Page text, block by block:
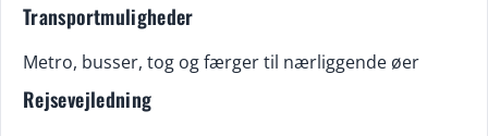
Transportmuligheder
Metro, busser, tog og færger til nærliggende øer
Rejsevejledning